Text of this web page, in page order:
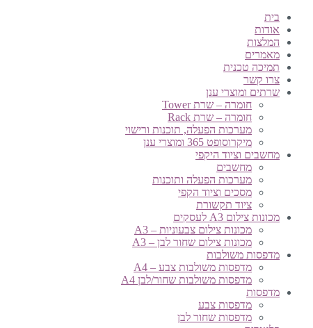
בית
אודות
המלצות
מאמרים
תמיכה טכנית
צרו קשר
שרתים ומוצרי ענן
חומרה – שרת Tower
חומרה – שרת Rack
מערכות הפעלה, תוכנות ורישוי
מיקרוסופט 365 ומוצרי ענן
מחשבים וציוד היקפי
מחשבים
מערכות הפעלה ותוכנות
מסכים וציוד הקפי
ציוד תקשורת
מכונות צילום A3 לעסקים
מכונות צילום צבעוניות – A3
מכונות צילום שחור לבן – A3
מדפסות משולבות
מדפסות משולבות צבע – A4
מדפסות משולבות שחור/לבן A4
מדפסות
מדפסות צבע
מדפסות שחור לבן